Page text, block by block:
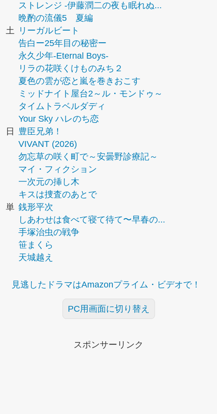
ストレンジ -伊藤潤二の夜も眠れぬ...
晩酌の流儀5 夏編
土
リーガルビート
告白ー25年目の秘密ー
永久少年-Eternal Boys-
リラの花咲くけものみち２
夏色の雲が恋と嵐を巻きおこす
ミッドナイト屋台2～ル・モンドゥ～
タイムトラベルダディ
Your Sky ハレのち恋
日
豊臣兄弟！
VIVANT (2026)
勿忘草の咲く町で～安曇野診療記～
マイ・フィクション
一次元の挿し木
キスは捜査のあとで
単 銭形平次
しあわせは食べて寝て待て〜早春の...
手塚治虫の戦争
笹まくら
天城越え
見逃したドラマはAmazonプライム・ビデオで！
PC用画面に切り替え
スポンサーリンク